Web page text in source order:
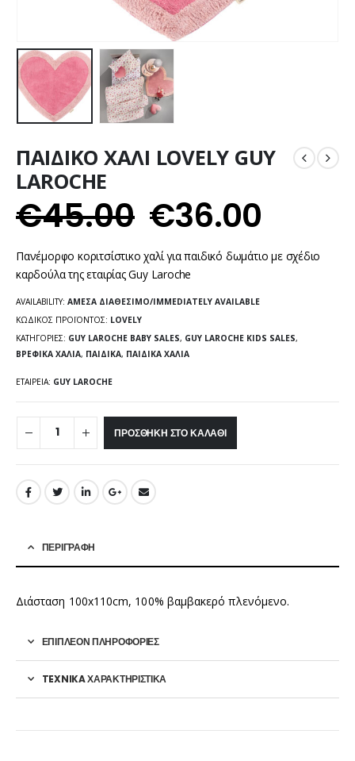
ΠΑΙΔΙΚΟ ΧΑΛΙ LOVELY GUY
LAROCHE
€45.00 €36.00
Πανέμορφο κοριτσίστικο χαλί για παιδικό δωμάτιο με σχέδιο
καρδούλα της εταιρίας Guy Laroche
AVAILABILITY: ΆΜΕΣΑ ΔΙΑΘΈΣΙΜΟ/IMMEDIATELY AVAILABLE
ΚΩΔΙΚΌΣ ΠΡΟΪΌΝΤΟΣ: LOVELY
ΚΑΤΗΓΟΡΊΕΣ: GUY LAROCHE BABY SALES, GUY LAROCHE KIDS SALES,
ΒΡΕΦΙΚΆ ΧΑΛΙΆ, ΠΑΙΔΙΚΆ, ΠΑΙΔΙΚΆ ΧΑΛΙΆ
ΕΤΑΙΡΕΊΑ: GUY LAROCHE
ΠΡΟΣΘΉΚΗ ΣΤΟ ΚΑΛΆΘΙ
ΠΕΡΙΓΡΑΦΉ
Διάσταση 100x110cm, 100% βαμβακερό πλενόμενο.
ΕΠΙΠΛΈΟΝ ΠΛΗΡΟΦΟΡΊΕΣ
TEXNIKA ΧΑΡΑΚΤΗΡΙΣΤΙΚΑ